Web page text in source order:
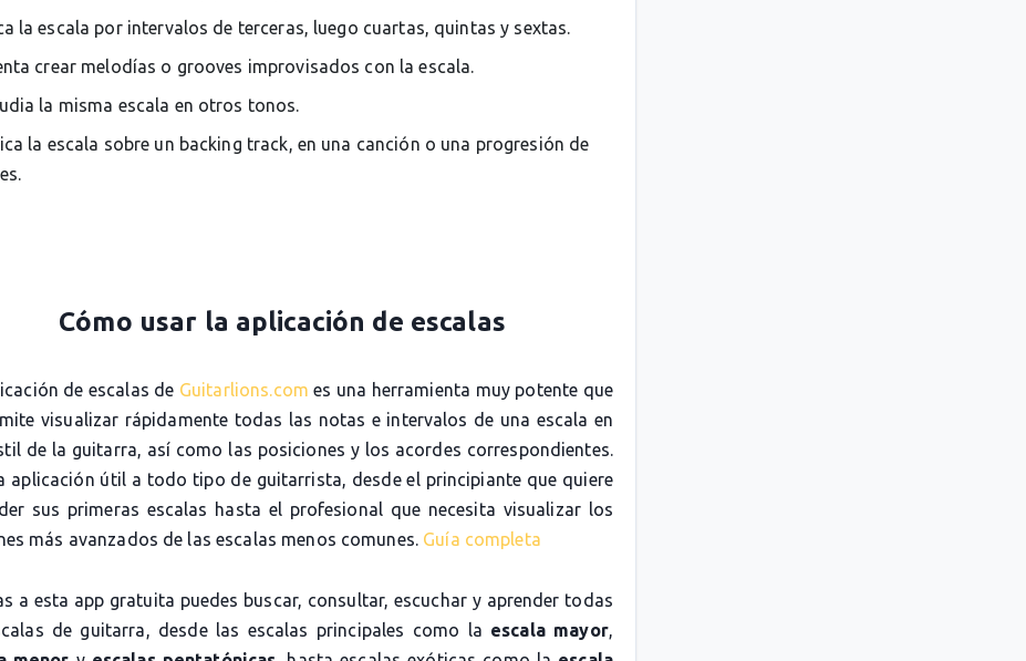
la escala por intervalos de terceras, luego cuartas, quintas y sextas.
crear melodías o grooves improvisados con la escala.
la misma escala en otros tonos.
la escala sobre un backing track, en una canción o una progresión de
Cómo usar la aplicación de escalas
de escalas de Guitarlions.com es una herramienta muy potente que
visualizar rápidamente todas las notas e intervalos de una escala en
de la guitarra, así como las posiciones y los acordes correspondientes.
aplicación útil a todo tipo de guitarrista, desde el principiante que quiere
sus primeras escalas hasta el profesional que necesita visualizar los
más avanzados de las escalas menos comunes. Guía completa
a esta app gratuita puedes buscar, consultar, escuchar y aprender todas
de guitarra, desde las escalas principales como la escala mayor,